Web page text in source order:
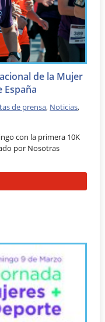
de la Mujer
España
de prensa, Noticias,
con la primera 10K
por Nosotras